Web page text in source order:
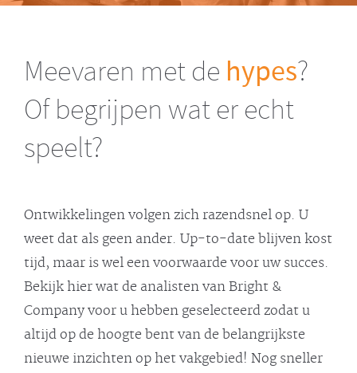
OVER BRIGHT & COMPANY
NEDERLANDS
ENGLISH
Meevaren met de hypes?
Of begrijpen wat er echt
speelt?
Ontwikkelingen volgen zich razendsnel op. U
weet dat als geen ander. Up-to-date blijven kost
tijd, maar is wel een voorwaarde voor uw succes.
Bekijk hier wat de analisten van Bright &
Company voor u hebben geselecteerd zodat u
altijd op de hoogte bent van de belangrijkste
nieuwe inzichten op het vakgebied! Nog sneller